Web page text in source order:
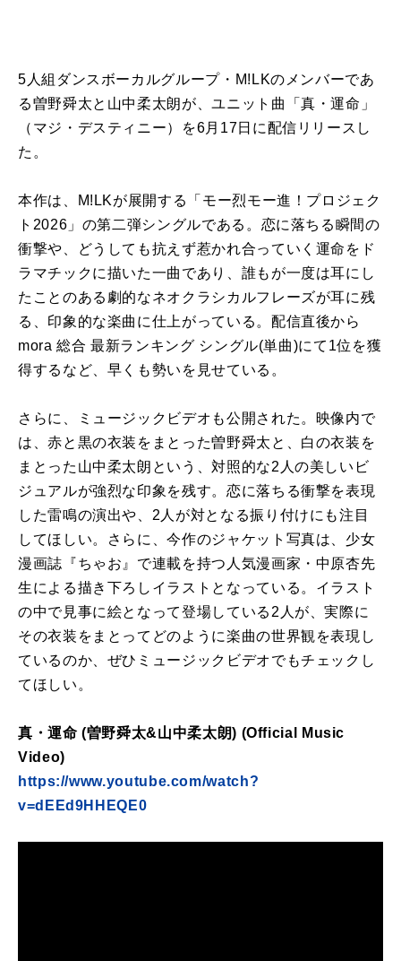
5人組ダンスボーカルグループ・M!LKのメンバーであ
る曽野舜太と山中柔太朗が、ユニット曲「真・運命」
（マジ・デスティニー）を6月17日に配信リリースし
た。
本作は、M!LKが展開する「モー烈モー進！プロジェク
ト2026」の第二弾シングルである。恋に落ちる瞬間の
衝撃や、どうしても抗えず惹かれ合っていく運命をド
ラマチックに描いた一曲であり、誰もが一度は耳にし
たことのある劇的なネオクラシカルフレーズが耳に残
る、印象的な楽曲に仕上がっている。配信直後から
mora 総合 最新ランキング シングル(単曲)にて1位を獲
得するなど、早くも勢いを見せている。
さらに、ミュージックビデオも公開された。映像内で
は、赤と黒の衣装をまとった曽野舜太と、白の衣装を
まとった山中柔太朗という、対照的な2人の美しいビ
ジュアルが強烈な印象を残す。恋に落ちる衝撃を表現
した雷鳴の演出や、2人が対となる振り付けにも注目
してほしい。さらに、今作のジャケット写真は、少女
漫画誌『ちゃお』で連載を持つ人気漫画家・中原杏先
生による描き下ろしイラストとなっている。イラスト
の中で見事に絵となって登場している2人が、実際に
その衣装をまとってどのように楽曲の世界観を表現し
ているのか、ぜひミュージックビデオでもチェックし
てほしい。
真・運命 (曽野舜太&山中柔太朗) (Official Music
Video)
https://www.youtube.com/watch?
v=dEEd9HHEQE0